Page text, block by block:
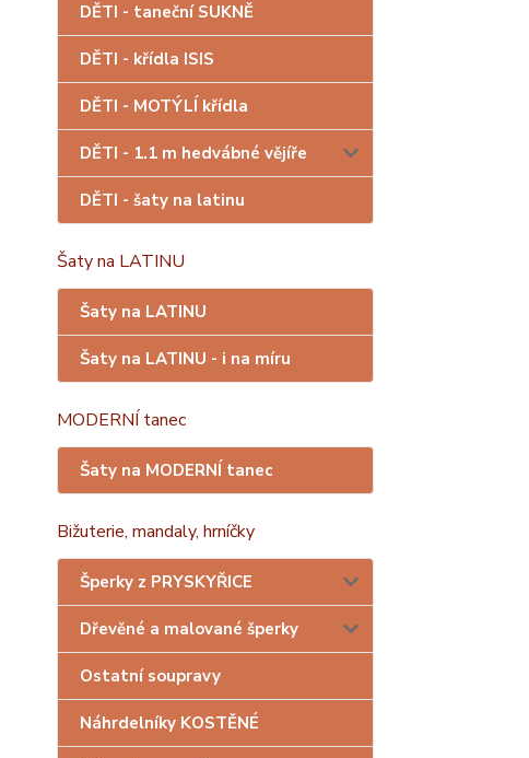
DĚTI - taneční SUKNĚ
DĚTI - křídla ISIS
DĚTI - MOTÝLÍ křídla
DĚTI - 1.1 m hedvábné vějíře
DĚTI - šaty na latinu
Šaty na LATINU
Šaty na LATINU
Šaty na LATINU - i na míru
MODERNÍ tanec
Šaty na MODERNÍ tanec
Bižuterie, mandaly, hrníčky
Šperky z PRYSKYŘICE
Dřevěné a malované šperky
Ostatní soupravy
Náhrdelníky KOSTĚNÉ